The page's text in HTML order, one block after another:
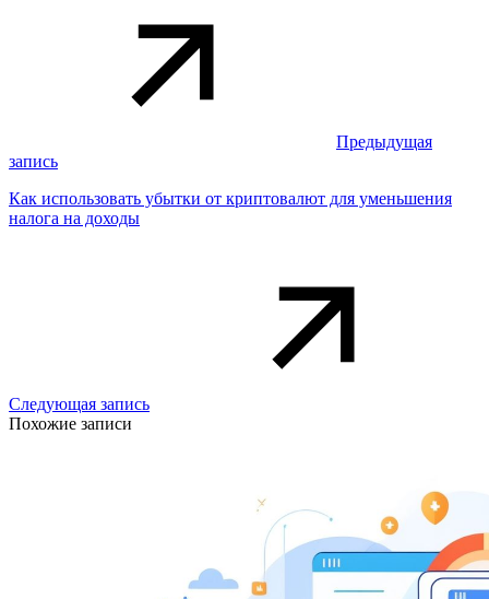
Предыдущая
запись
Как использовать убытки от криптовалют для уменьшения
налога на доходы
Следующая запись
Похожие записи